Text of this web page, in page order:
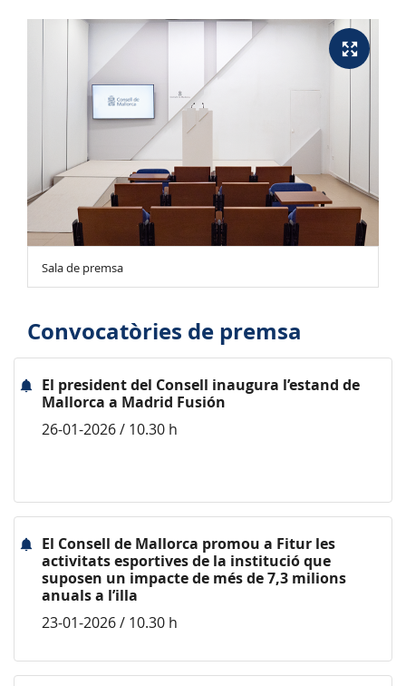
Sala de premsa
Convocatòries de premsa
El president del Consell inaugura l’estand de
Mallorca a Madrid Fusión
26-01-2026 / 10.30 h
El Consell de Mallorca promou a Fitur les
activitats esportives de la institució que
suposen un impacte de més de 7,3 milions
anuals a l’illa
23-01-2026 / 10.30 h